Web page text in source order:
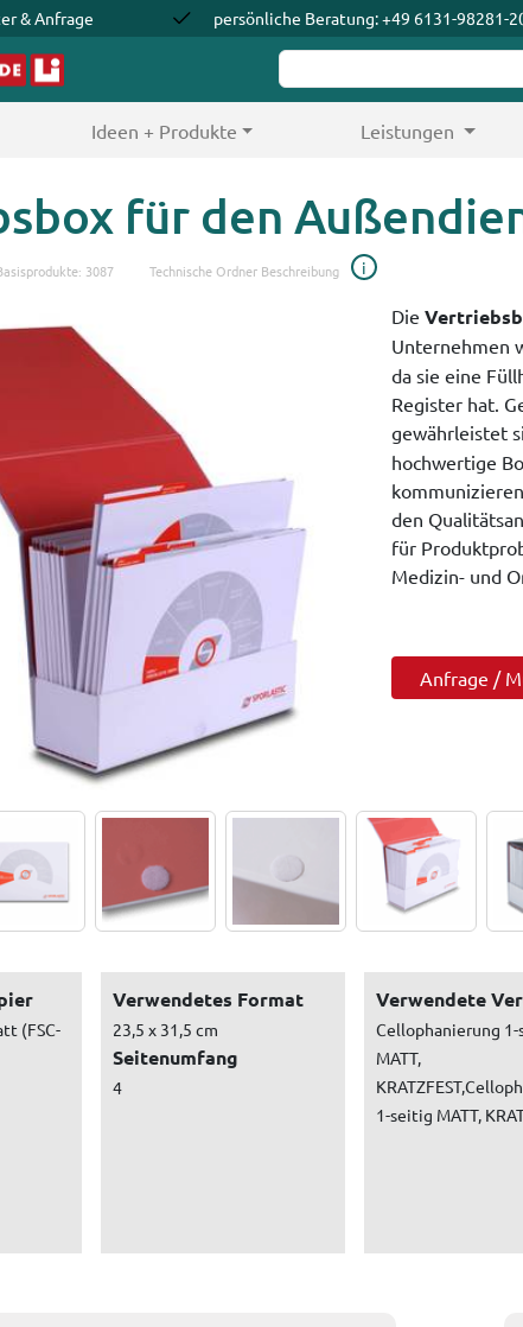
& Anfrage persönliche Beratung: +49 6131-98281-
Ideen + Produkte Leistungen
für den
3087 Technische Ordner Beschreibung i
Die
Unternehmen
da sie eine
Register hat.
gewährleistet
hochwertige
den
für
Medizin- und
Anfrage /
(FSC-
Verwendetes Format
23,5 x 31,5 cm
Seitenumfang
4
Verwendete
Cellophanierung
MATT,
1-seitig MATT,